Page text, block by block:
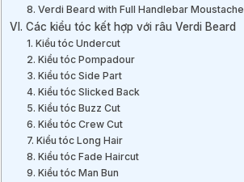
8. Verdi Beard with Full Handlebar Moustache
VI. Các kiểu tóc kết hợp với râu Verdi Beard
1. Kiểu tóc Undercut
2. Kiểu tóc Pompadour
3. Kiểu tóc Side Part
4. Kiểu tóc Slicked Back
5. Kiểu tóc Buzz Cut
6. Kiểu tóc Crew Cut
7. Kiểu tóc Long Hair
8. Kiểu tóc Fade Haircut
9. Kiểu tóc Man Bun